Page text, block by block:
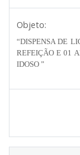
Objeto:
“DISPENSA DE
REFEIÇÃO E 01
IDOSO ”